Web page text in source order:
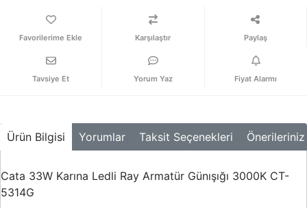
Karşılaştır Paylaş
Tavsiye Et Yorum Yaz Fiyat Alarmı
Ürün Bilgisi Yorumlar Taksit Seçenekleri Önerileriniz
Cata 33W Karına Ledli Ray Armatür Günışığı 3000K CT-
5314G